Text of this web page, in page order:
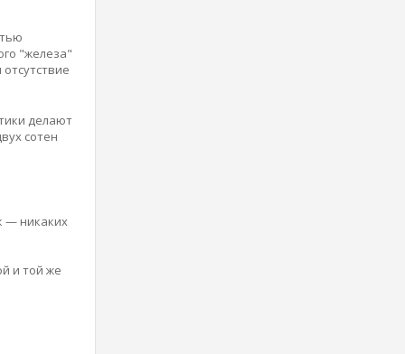
"железа"
делают
сотен
— никаких
и той же